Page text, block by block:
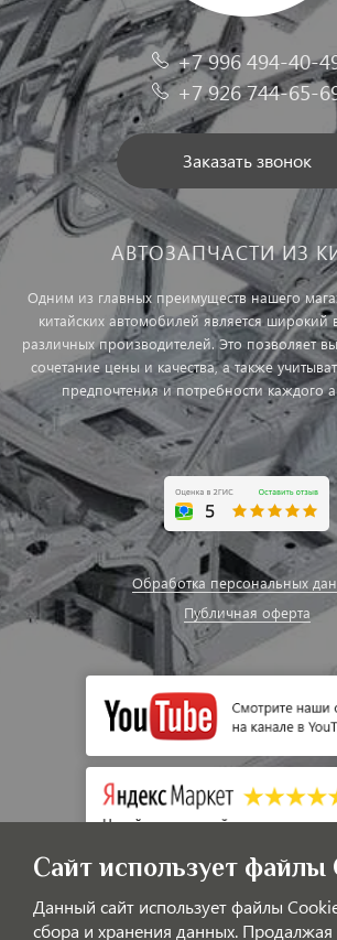
+7 996 494-40-
+7 926 744-65-
Заказать звонок
АВТОЗАПЧАСТИ ИЗ
Одним из главных преимуществ нашего
китайских автомобилей является широкий
различных производителей. Это позволяет
сочетание цены и качества, а также
предпочтения и потребности каждого
Обработка персональных
Публичная оферта
Сайт использует файлы
Данный сайт использует файлы
сбора и хранения данных. Продалжая